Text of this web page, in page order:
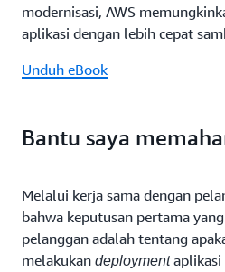
modernisasi, AWS
aplikasi dengan lebih cepat
Unduh eBook
Bantu saya
Melalui kerja sama dengan
bahwa keputusan pertama
pelanggan adalah tentang
melakukan deploymentaplikasi